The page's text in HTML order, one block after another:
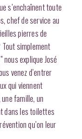
s’enchaînent toute
chef de service au
pierres de
Tout simplement
explique José
venez d’entrer
qui viennent
famille, un
dans les toilettes
qu’on leur